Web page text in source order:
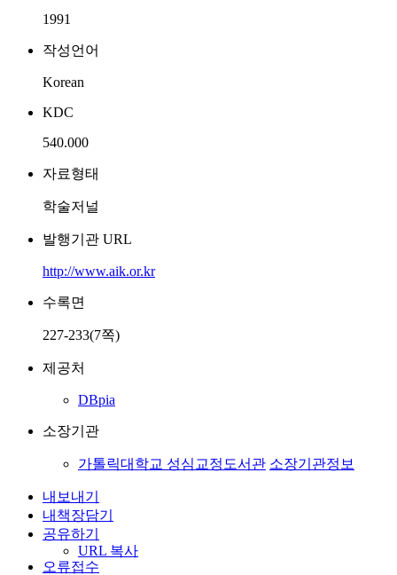
1991
작성언어
Korean
KDC
540.000
자료형태
학술저널
발행기관 URL
http://www.aik.or.kr
수록면
227-233(7쪽)
제공처
DBpia
소장기관
가톨릭대학교 성심교정도서관 소장기관정보
내보내기
내책장담기
공유하기
URL 복사
오류접수